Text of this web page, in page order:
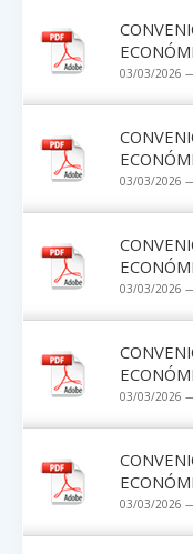
03/03/2026
03/03/2026
03/03/2026
03/03/2026
03/03/2026